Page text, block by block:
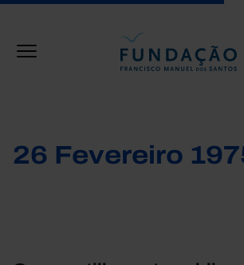
26 Fevereiro